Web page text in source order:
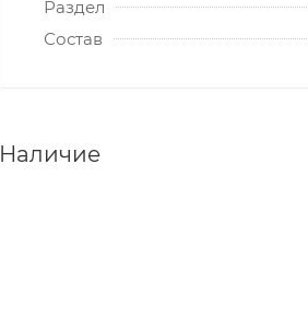
Раздел
Состав
Наличие